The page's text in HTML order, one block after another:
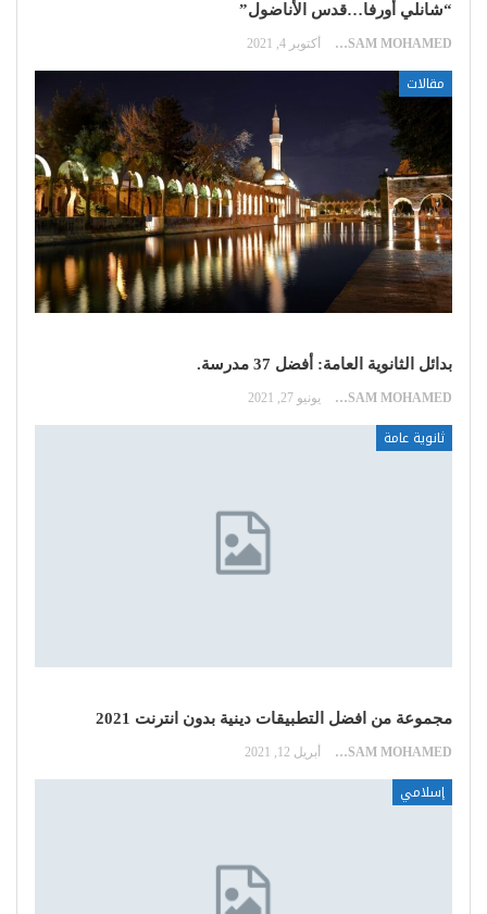
“شانلي أورفا…قدس الأناضول”
HOSSAM MOHAMED أكتوبر 4, 2021
مقالات
بدائل الثانوية العامة: أفضل 37 مدرسة.
HOSSAM MOHAMED يونيو 27, 2021
ثانوية عامة
مجموعة من افضل التطبيقات دينية بدون انترنت 2021
HOSSAM MOHAMED أبريل 12, 2021
إسلامي